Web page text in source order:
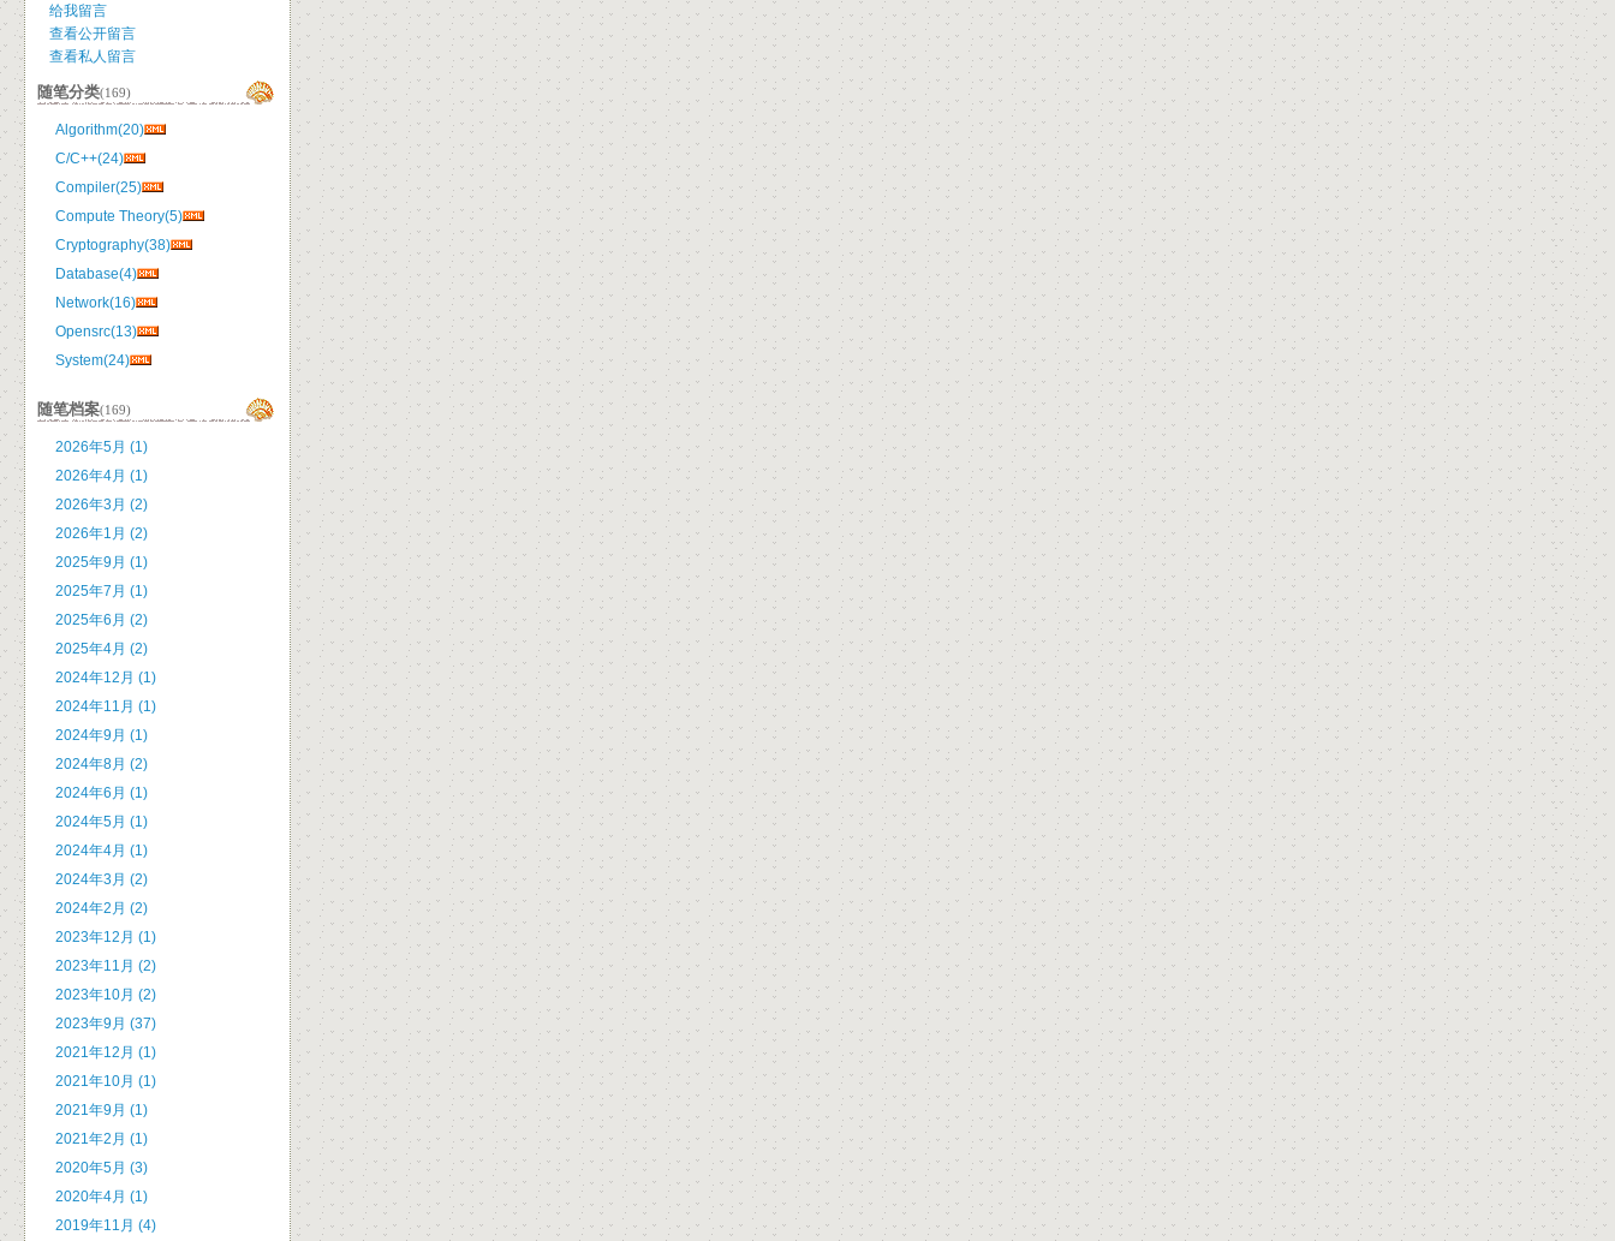
给我留言
查看公开留言
查看私人留言
随笔分类(169)
Algorithm(20)
C/C++(24)
Compiler(25)
Compute Theory(5)
Cryptography(38)
Database(4)
Network(16)
Opensrc(13)
System(24)
随笔档案(169)
2026年5月 (1)
2026年4月 (1)
2026年3月 (2)
2026年1月 (2)
2025年9月 (1)
2025年7月 (1)
2025年6月 (2)
2025年4月 (2)
2024年12月 (1)
2024年11月 (1)
2024年9月 (1)
2024年8月 (2)
2024年6月 (1)
2024年5月 (1)
2024年4月 (1)
2024年3月 (2)
2024年2月 (2)
2023年12月 (1)
2023年11月 (2)
2023年10月 (2)
2023年9月 (37)
2021年12月 (1)
2021年10月 (1)
2021年9月 (1)
2021年2月 (1)
2020年5月 (3)
2020年4月 (1)
2019年11月 (4)